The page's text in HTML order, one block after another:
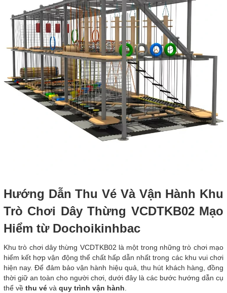
Hướng Dẫn Thu Vé Và Vận Hành Khu
Trò Chơi Dây Thừng VCDTKB02 Mạo
Hiểm từ Dochoikinhbac
Khu trò chơi dây thừng VCDTKB02 là một trong những trò chơi mạo
hiểm kết hợp vận động thể chất hấp dẫn nhất trong các khu vui chơi
hiện nay. Để đảm bảo vận hành hiệu quả, thu hút khách hàng, đồng
thời giữ an toàn cho người chơi, dưới đây là các bước hướng dẫn cụ
thể về thu vé và quy trình vận hành.